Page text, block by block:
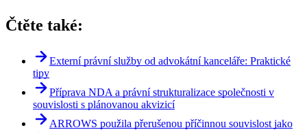
Čtěte také:
Externí právní služby od advokátní kanceláře: Praktické
tipy
Příprava NDA a právní strukturalizace společnosti v
souvislosti s plánovanou akvizicí
ARROWS použila přerušenou příčinnou souvislost jako